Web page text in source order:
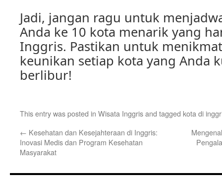
Jadi, jangan ragu untuk
Anda ke 10 kota menarik yang
Inggris. Pastikan untuk
keunikan setiap kota yang Anda
berlibur!
This entry was posted in Wisata Inggrisand tagged kota di
← Kesehatan dan Kesejahteraan di Inggris:
Inovasi Medis dan Program Kesehatan
Masyarakat